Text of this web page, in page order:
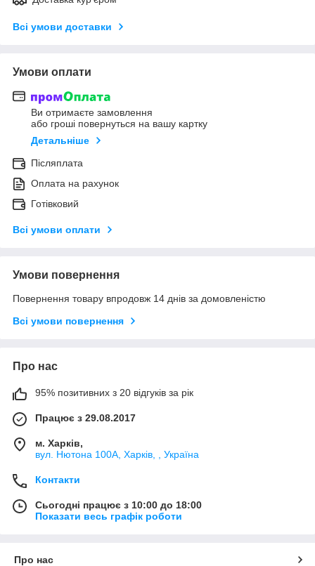
Всі умови доставки
Умови оплати
Ви отримаєте замовлення
або гроші повернуться на вашу картку
Детальніше
Післяплата
Оплата на рахунок
Готівковий
Всі умови оплати
Умови повернення
Повернення товару впродовж 14 днів за домовленістю
Всі умови повернення
Про нас
95% позитивних з 20 відгуків за рік
Працює з 29.08.2017
м. Харків,
вул. Нютона 100А, Харків, , Україна
Контакти
Сьогодні працює з 10:00 до 18:00
Показати весь графік роботи
Про нас